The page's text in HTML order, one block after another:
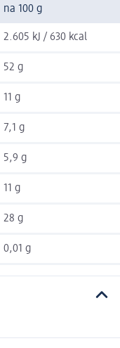
na 100 g
2.605 kJ / 630 kcal
52 g
11 g
7,1 g
5,9 g
11 g
28 g
0,01 g